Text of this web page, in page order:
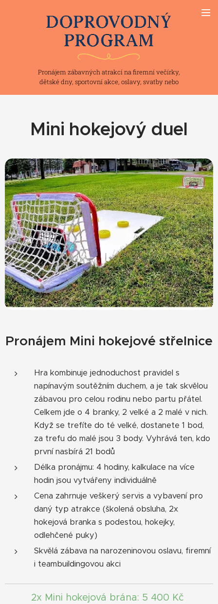
Pronájem zábavných atrakcí na firemní večírky,
dětské dny, sportovní akce, oslavy, svatby nebo
Mini hokejový duel
Pronájem Mini hokejové střelnice
Hra kombinuje jednoduchost pravidel s
napínavým soutěžním duchem, a je tak skvělou
zábavou pro celou rodinu nebo partu přátel.
Celkem jde o 4 branky, 2 velké a 2 malé v nich.
Když se trefíte do té velké, dostanete 1 bod,
za trefu do malé jsou 3 body. Vyhrává ten, kdo
první nasbírá 21 bodů
Délka pronájmu: 4 hodiny, kalkulace na více
hodin jsou vytvářeny individuálně
Cena zahrnuje veškerý servis a vybavení pro
daný typ atrakce (školená obsluha, 2x
hokejová branka s podestou, hokejky,
odlehčené puky)
Skvělá zábava na narozeninovou oslavu, firemní
i teambuildingovou akci
2x Mini hokejová brána: 5 400 Kč